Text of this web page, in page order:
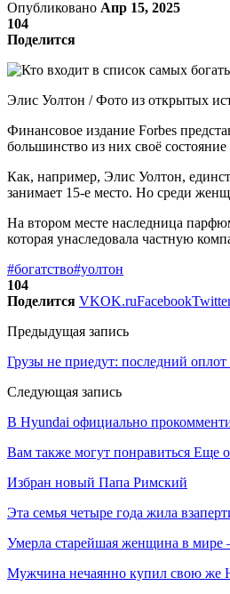
Опубликовано Апр 15, 2025
104
Поделится
Элис Уолтон / Фото из открытых
Финансовое издание Forbes
большинство из них своё состояние
Как, например, Элис Уолтон,
занимает 15-е место. Но среди
На втором месте наследница
которая унаследовала частную
#богатство#уолтон
104
Поделится VKOK.ruFacebook
Предыдущая запись
Грузы не приедут: последний оплот
Следующая запись
В Hyundai официально
Вам также могут понравиться Еще
Избран новый Папа Римский
Эта семья четыре года жила
Умерла старейшая женщина в мире
Мужчина нечаянно купил свою же